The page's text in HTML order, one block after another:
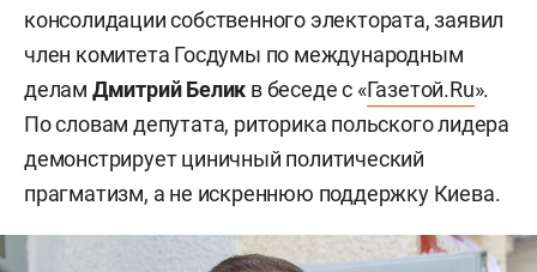
консолидации собственного электората, заявил
член комитета Госдумы по международным
делам Дмитрий Белик в беседе с «Газетой.Ru».
По словам депутата, риторика польского лидера
демонстрирует циничный политический
прагматизм, а не искреннюю поддержку Киева.